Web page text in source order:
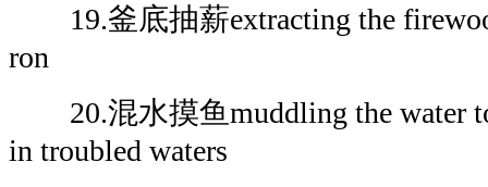
19.釜底抽薪extracting the
ron
20.混水摸鱼muddling the water
in troubled waters